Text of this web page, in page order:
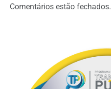
Comentários estão fechados.